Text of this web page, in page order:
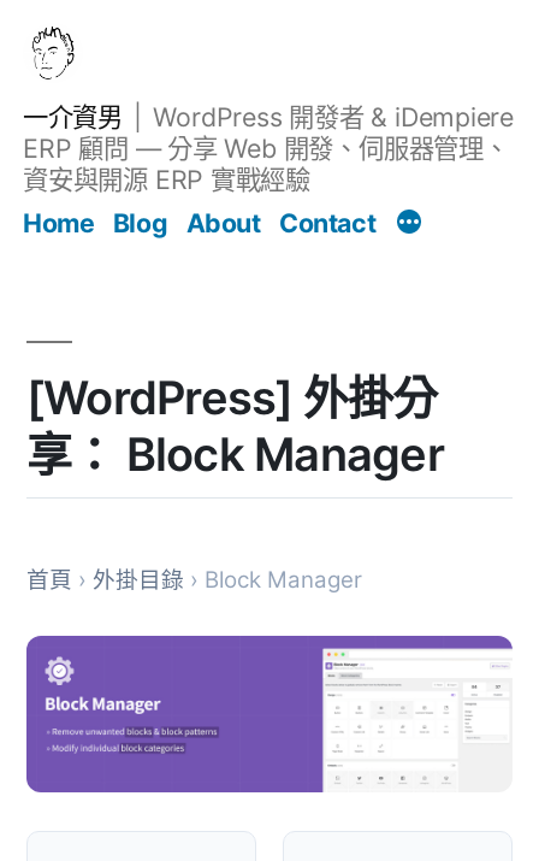
一介資男
WordPress 開發者 & iDempiere
ERP 顧問 — 分享 Web 開發、伺服器管理、
資安與開源 ERP 實戰經驗
Home
Blog About Contact
[WordPress] 外掛分
享： Block Manager
首頁 › 外掛目錄 › Block Manager
文章